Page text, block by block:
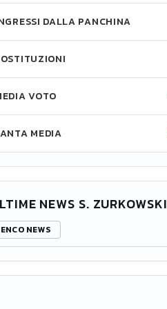
DALLA PANCHINA
VOTO
MEDIA
NEWS S. ZURKOWSKI
NEWS